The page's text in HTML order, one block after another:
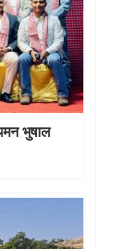
भुषाल